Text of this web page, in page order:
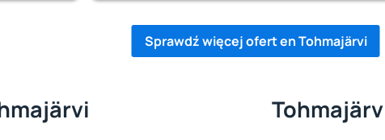
Sprawdź więcej ofert en Tohmajärvi